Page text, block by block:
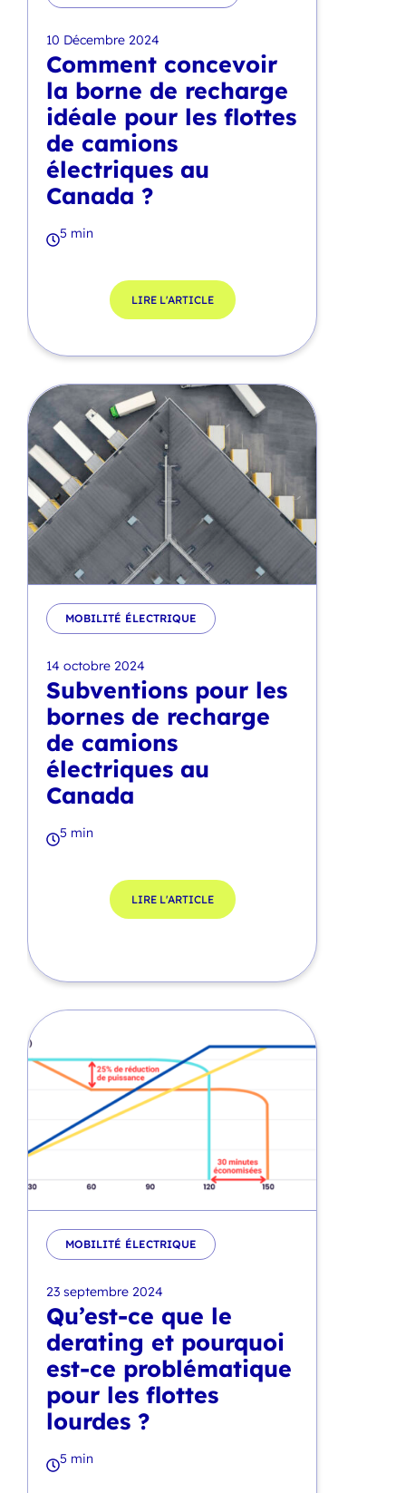
10 Décembre 2024
Comment concevoir
la borne de recharge
idéale pour les flottes
de camions
électriques au
Canada ?
5 min
LIRE L'ARTICLE
MOBILITÉ ÉLECTRIQUE
14 octobre 2024
Subventions pour les
bornes de recharge
de camions
électriques au
Canada
5 min
LIRE L'ARTICLE
MOBILITÉ ÉLECTRIQUE
23 septembre 2024
Qu’est-ce que le
derating et pourquoi
est-ce problématique
pour les flottes
lourdes ?
5 min